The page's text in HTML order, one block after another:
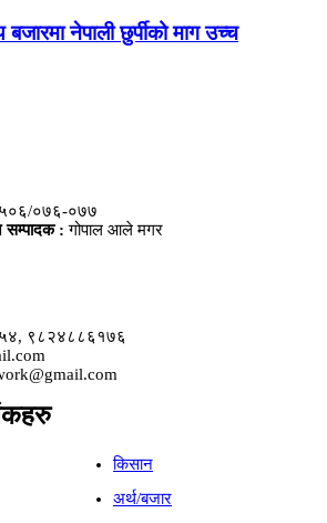
बजारमा नेपाली छुर्पीको माग उच्च
०७६-०७७
सम्पादक : गोपाल आले मगर
९८२४८८६१७६
किसान
अर्थ/बजार